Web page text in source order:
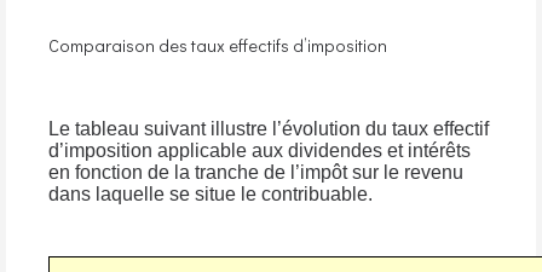
Comparaison des taux effectifs d’imposition
Le tableau suivant illustre l’évolution du taux effectif
d’imposition applicable aux dividendes et intérêts
en fonction de la tranche de l’impôt sur le revenu
dans laquelle se situe le contribuable.